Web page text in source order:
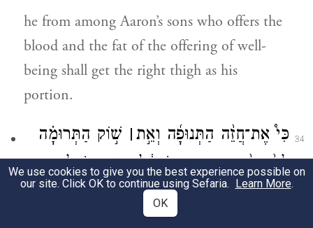
he from among Aaron’s sons who offers the
blood and the fat of the offering of well-
being shall get the right thigh as his
portion.
34 כִּי֩ אֶת־חֲזֵ֨ה הַתְּנוּפָ֜ה וְאֵ֣ת׀ שׁ֣וֹק הַתְּרוּמָ֗ה
לָקַ֙חְתִּי֙ מֵאֵ֣ת בְּנֵֽי־יִשְׂרָאֵ֔ל מִזִּבְחֵ֖י שַׁלְמֵיהֶ֑ם
וָאֶתֵּ֣ן אֹ֠תָ֠ם לְאַהֲרֹ֨ן הַכֹּהֵ֤ן וּלְבָנָיו֙ לְחׇק־עוֹלָ֔ם
We use cookies to give you the best experience possible on
our site. Click OK to continue using Sefaria. Learn More.
OK